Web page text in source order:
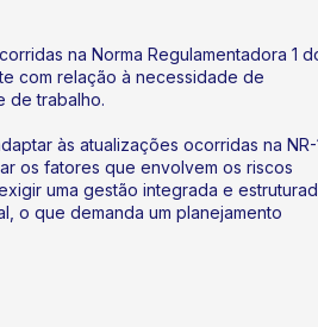
na Norma Regulamentadora 1
com relação à necessidade de
de trabalho.
às atualizações ocorridas na NR-
os fatores que envolvem os riscos
uma gestão integrada e
o que demanda um planejamento